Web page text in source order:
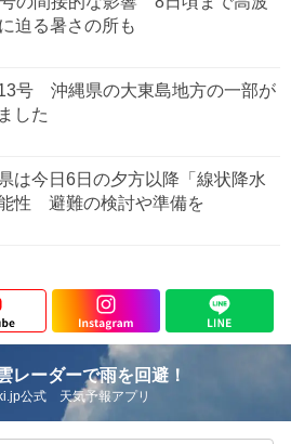
る暑さの所も
13号 沖縄県の大東島地方の一部が
した
は今日6日の夕方以降「線状降水
性 避難の検討や準備を
レーダーで雨を回避！
公式 天気予報アプリ